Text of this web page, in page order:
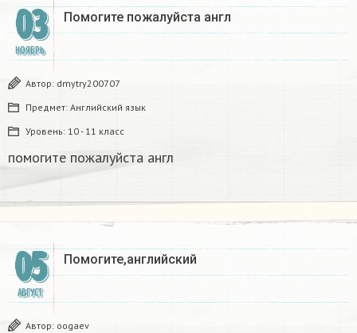
03
НОЯБРЬ
Помогите пожалуйста англ
Автор: dmytry200707
Предмет: Английский язык
Уровень: 10 - 11 класс
помогите пожалуйста англ
05
АВГУСТ
Помогите,английский
Автор: oogaev